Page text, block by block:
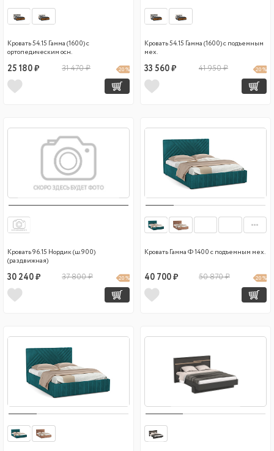
Кровать 54.15 Гамма (1600) с
ортопедическим осн.
25 180 ₽ 31 470 ₽ 20 %
Кровать 54.15 Гамма (1600) с подъемным
мех.
33 560 ₽ 41 950 ₽ 20 %
Кровать 96.15 Нордик (ш.900)
(раздвижная)
30 240 ₽ 37 800 ₽ 20 %
Кровать Гамма Ф 1400 с подъемным мех.
40 700 ₽ 50 870 ₽ 20 %